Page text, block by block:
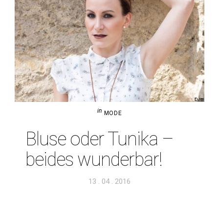
in MODE
Bluse oder Tunika –
beides wunderbar!
Veröffentlicht
13 . 04 . 2016